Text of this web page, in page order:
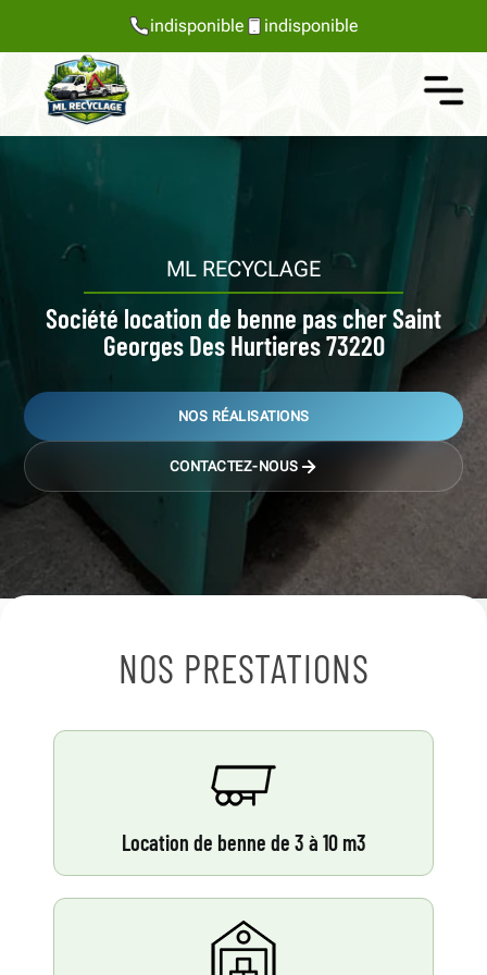
indisponible indisponible
ML RECYCLAGE
Société location de benne pas cher Saint
Georges Des Hurtieres 73220
NOS RÉALISATIONS
CONTACTEZ-NOUS
NOS PRESTATIONS
Location de benne de 3 à 10 m3